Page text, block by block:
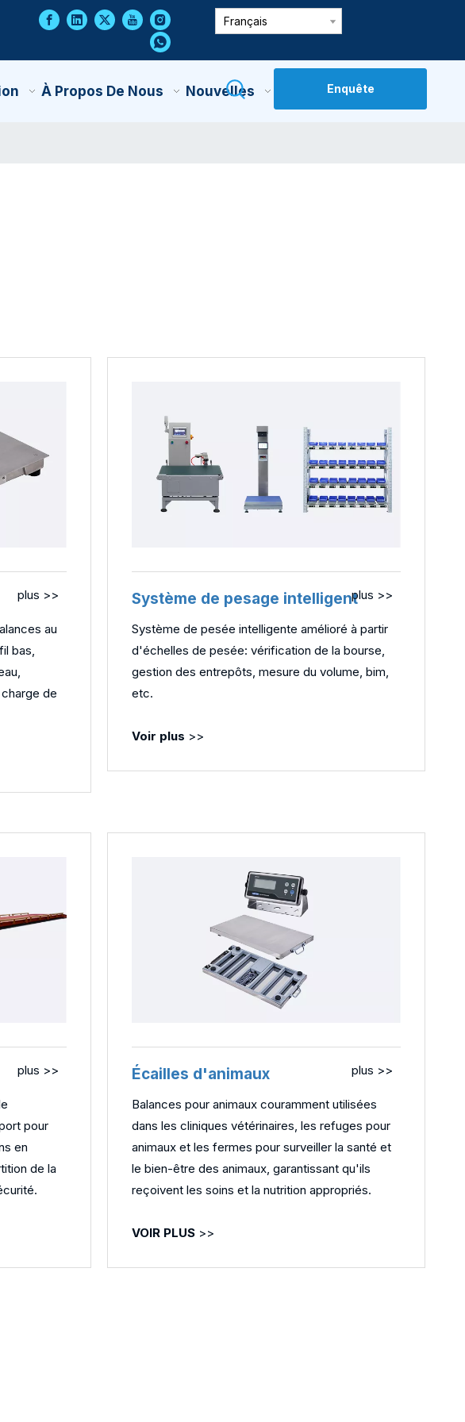
Français
À Propos De Nous Nouvelles Contactez-Nous
Enquête
plus >>
au
bas,
de
Système de pesage intelligentplus >>
Système de pesée intelligente amélioré à partir
d'échelles de pesée: vérification de la bourse,
gestion des entrepôts, mesure du volume, bim,
etc.
Voir plus >>
plus >>
pour
en
de la
Écailles d'animaux plus >>
Balances pour animaux couramment utilisées
dans les cliniques vétérinaires, les refuges pour
animaux et les fermes pour surveiller la santé et
le bien-être des animaux, garantissant qu'ils
reçoivent les soins et la nutrition appropriés.
VOIR PLUS>>